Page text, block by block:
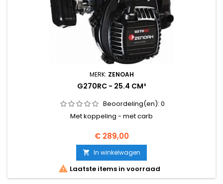
MERK: ZENOAH
G270RC - 25.4 CM³
Beoordeling(en): 0
Met koppeling - met carb
Prijs
€ 289,00
 In winkelwagen
 Laatste items in voorraad